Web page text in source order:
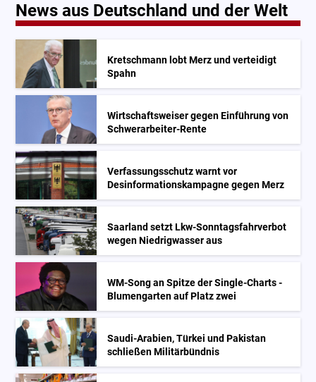
News aus Deutschland und der Welt
Kretschmann lobt Merz und verteidigt
Spahn
Wirtschaftsweiser gegen Einführung von
Schwerarbeiter-Rente
Verfassungsschutz warnt vor
Desinformationskampagne gegen Merz
Saarland setzt Lkw-Sonntagsfahrverbot
wegen Niedrigwasser aus
WM-Song an Spitze der Single-Charts -
Blumengarten auf Platz zwei
Saudi-Arabien, Türkei und Pakistan
schließen Militärbündnis